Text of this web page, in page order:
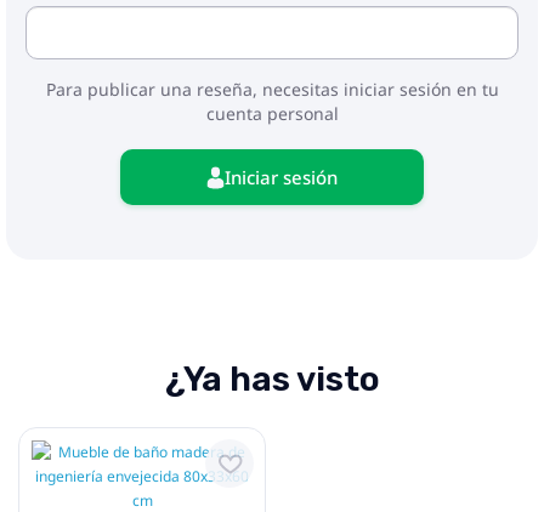
Para publicar una reseña, necesitas iniciar sesión en tu
cuenta personal
Iniciar sesión
¿Ya has visto